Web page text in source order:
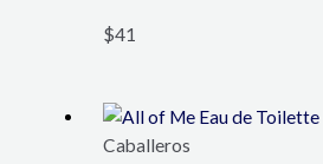
$41
Caballeros